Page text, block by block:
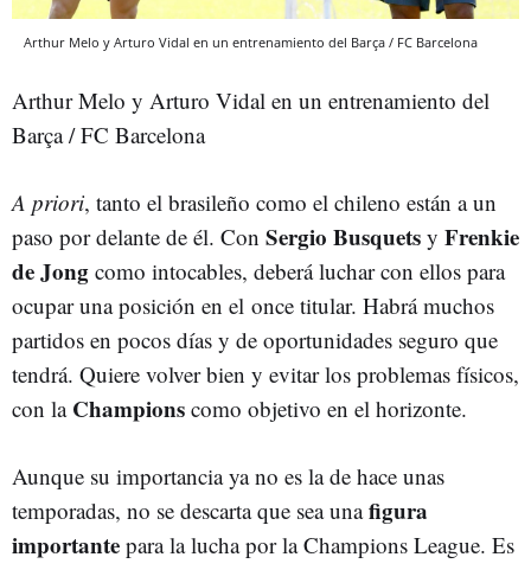
Arthur Melo y Arturo Vidal en un entrenamiento del Barça / FC Barcelona
Arthur Melo y Arturo Vidal en un entrenamiento del
Barça / FC Barcelona
A priori, tanto el brasileño como el chileno están a un
paso por delante de él. Con Sergio Busquets y Frenkie
de Jong como intocables, deberá luchar con ellos para
ocupar una posición en el once titular. Habrá muchos
partidos en pocos días y de oportunidades seguro que
tendrá. Quiere volver bien y evitar los problemas físicos,
con la Champions como objetivo en el horizonte.
Aunque su importancia ya no es la de hace unas
temporadas, no se descarta que sea unafigura
importante para la lucha por la Champions League. Es